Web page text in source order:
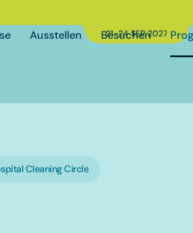
Datum der21-24 SEP 2027
Ausstellen Besuchen
Cleaning Circle